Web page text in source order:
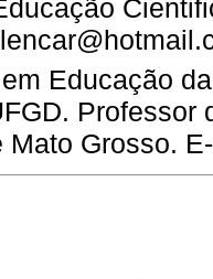
Educação
Mato Grosso.